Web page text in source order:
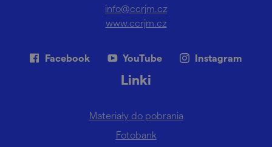
info@ccrjm.cz
www.ccrjm.cz
Facebook YouTube Instagram
Linki
Materiały do pobrania
Fotobank